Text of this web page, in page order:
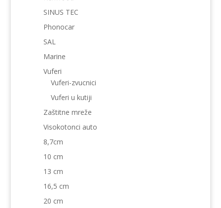
SINUS TEC
Phonocar
SAL
Marine
Vuferi
Vuferi-zvucnici
Vuferi u kutiji
Zaštitne mreže
Visokotonci auto
8,7cm
10 cm
13 cm
16,5 cm
20 cm